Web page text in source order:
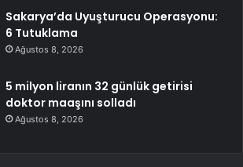
Sakarya’da Uyuşturucu Operasyonu:
6 Tutuklama
Ağustos 8, 2026
5 milyon liranın 32 günlük getirisi
doktor maaşını solladı
Ağustos 8, 2026